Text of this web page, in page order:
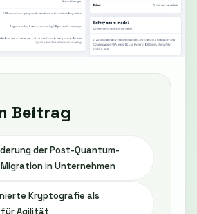
Beitrag
der Post-Quantum-
in Unternehmen
Kryptografie als